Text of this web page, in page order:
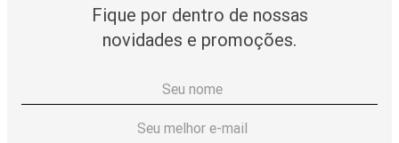
Fique por dentro de nossas
novidades e promoções.